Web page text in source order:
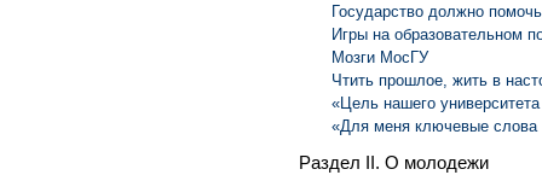
Государство должно
Игры на образовательном
Мозги МосГУ
Чтить прошлое, жить в
«Цель нашего
«Для меня ключевые
Раздел II. О молодежи